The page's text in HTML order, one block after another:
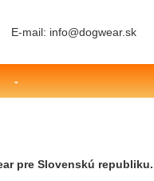
E-mail: info@dogwear.sk
-
pre Slovenskú republiku.